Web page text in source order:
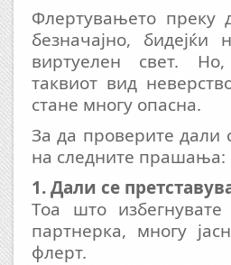
Флертувањето
безначајно,
виртуелен свет. Но,
таквиот вид
стане многу опасна.
За да проверите дали
на следните прашања:
1. Дали се
Тоа што
партнерка, многу
флерт.